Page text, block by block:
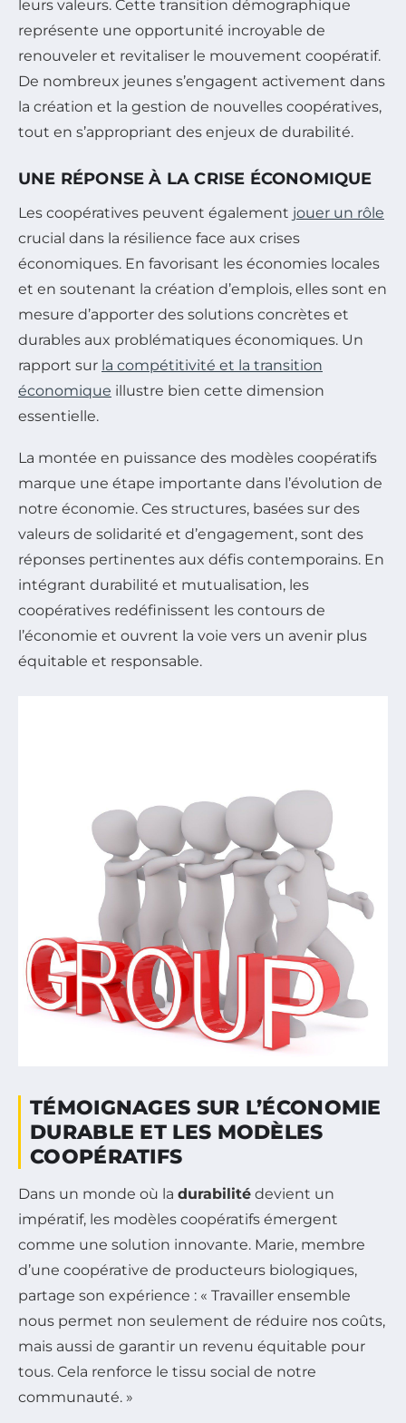
leurs valeurs. Cette transition démographique
représente une opportunité incroyable de
renouveler et revitaliser le mouvement coopératif.
De nombreux jeunes s’engagent activement dans
la création et la gestion de nouvelles coopératives,
tout en s’appropriant des enjeux de durabilité.
UNE RÉPONSE À LA CRISE ÉCONOMIQUE
Les coopératives peuvent également jouer un rôle
crucial dans la résilience face aux crises
économiques. En favorisant les économies locales
et en soutenant la création d’emplois, elles sont en
mesure d’apporter des solutions concrètes et
durables aux problématiques économiques. Un
rapport sur la compétitivité et la transition
économique illustre bien cette dimension
essentielle.
La montée en puissance des modèles coopératifs
marque une étape importante dans l’évolution de
notre économie. Ces structures, basées sur des
valeurs de solidarité et d’engagement, sont des
réponses pertinentes aux défis contemporains. En
intégrant durabilité et mutualisation, les
coopératives redéfinissent les contours de
l’économie et ouvrent la voie vers un avenir plus
équitable et responsable.
TÉMOIGNAGES SUR L’ÉCONOMIE
DURABLE ET LES MODÈLES
COOPÉRATIFS
Dans un monde où la durabilité devient un
impératif, les modèles coopératifs émergent
comme une solution innovante. Marie, membre
d’une coopérative de producteurs biologiques,
partage son expérience : « Travailler ensemble
nous permet non seulement de réduire nos coûts,
mais aussi de garantir un revenu équitable pour
tous. Cela renforce le tissu social de notre
communauté. »